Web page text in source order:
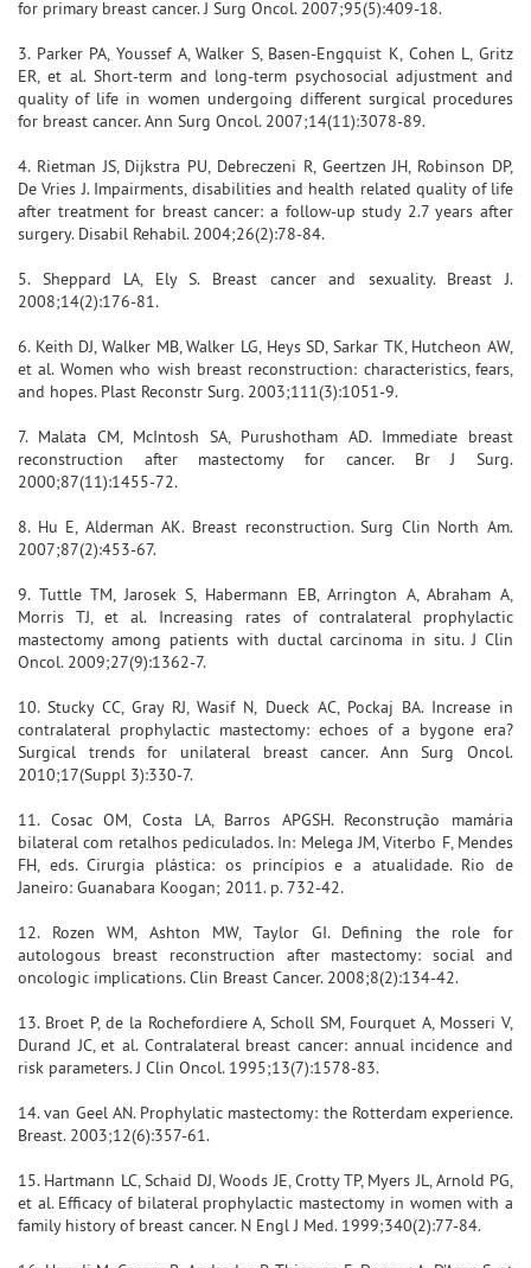
for primary breast cancer. J Surg Oncol. 2007;95(5):409-18.
3. Parker PA, Youssef A, Walker S, Basen-Engquist K, Cohen L, Gritz
ER, et al. Short-term and long-term psychosocial adjustment and
quality of life in women undergoing different surgical procedures
for breast cancer. Ann Surg Oncol. 2007;14(11):3078-89.
4. Rietman JS, Dijkstra PU, Debreczeni R, Geertzen JH, Robinson DP,
De Vries J. Impairments, disabilities and health related quality of life
after treatment for breast cancer: a follow-up study 2.7 years after
surgery. Disabil Rehabil. 2004;26(2):78-84.
5. Sheppard LA, Ely S. Breast cancer and sexuality. Breast J.
2008;14(2):176-81.
6. Keith DJ, Walker MB, Walker LG, Heys SD, Sarkar TK, Hutcheon AW,
et al. Women who wish breast reconstruction: characteristics, fears,
and hopes. Plast Reconstr Surg. 2003;111(3):1051-9.
7. Malata CM, McIntosh SA, Purushotham AD. Immediate breast
reconstruction after mastectomy for cancer. Br J Surg.
2000;87(11):1455-72.
8. Hu E, Alderman AK. Breast reconstruction. Surg Clin North Am.
2007;87(2):453-67.
9. Tuttle TM, Jarosek S, Habermann EB, Arrington A, Abraham A,
Morris TJ, et al. Increasing rates of contralateral prophylactic
mastectomy among patients with ductal carcinoma in situ. J Clin
Oncol. 2009;27(9):1362-7.
10. Stucky CC, Gray RJ, Wasif N, Dueck AC, Pockaj BA. Increase in
contralateral prophylactic mastectomy: echoes of a bygone era?
Surgical trends for unilateral breast cancer. Ann Surg Oncol.
2010;17(Suppl 3):330-7.
11. Cosac OM, Costa LA, Barros APGSH. Reconstrução mamária
bilateral com retalhos pediculados. In: Melega JM, Viterbo F, Mendes
FH, eds. Cirurgia plástica: os princípios e a atualidade. Rio de
Janeiro: Guanabara Koogan; 2011. p. 732-42.
12. Rozen WM, Ashton MW, Taylor GI. Defining the role for
autologous breast reconstruction after mastectomy: social and
oncologic implications. Clin Breast Cancer. 2008;8(2):134-42.
13. Broet P, de la Rochefordiere A, Scholl SM, Fourquet A, Mosseri V,
Durand JC, et al. Contralateral breast cancer: annual incidence and
risk parameters. J Clin Oncol. 1995;13(7):1578-83.
14. van Geel AN. Prophylatic mastectomy: the Rotterdam experience.
Breast. 2003;12(6):357-61.
15. Hartmann LC, Schaid DJ, Woods JE, Crotty TP, Myers JL, Arnold PG,
et al. Efficacy of bilateral prophylactic mastectomy in women with a
family history of breast cancer. N Engl J Med. 1999;340(2):77-84.